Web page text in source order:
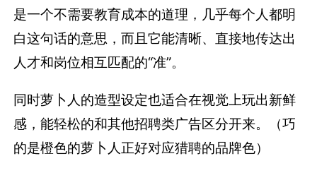
是一个不需要教育成本的道理，几乎每个人都明
白这句话的意思，而且它能清晰、直接地传达出
人才和岗位相互匹配的“准”。
同时萝卜人的造型设定也适合在视觉上玩出新鲜
感，能轻松的和其他招聘类广告区分开来。（巧
的是橙色的萝卜人正好对应猎聘的品牌色）